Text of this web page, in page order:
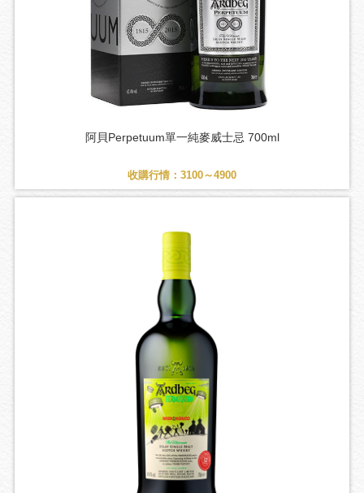
阿貝Perpetuum單一純麥威士忌 700ml
收購行情：3100～4900